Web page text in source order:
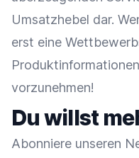
Umsatzhebel dar.
erst eine
vorzunehmen!
Du willst
Abonniere unseren